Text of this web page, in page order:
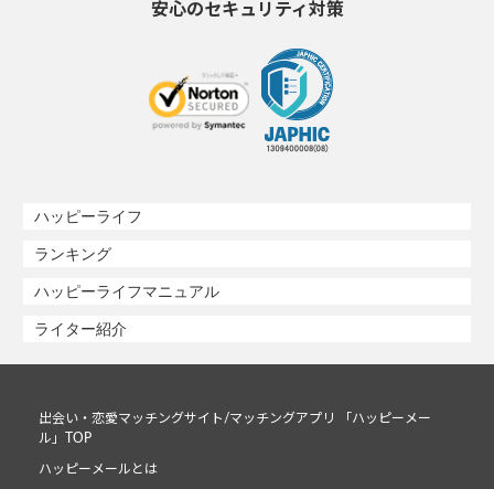
安心のセキュリティ対策
ハッピーライフ
ランキング
ハッピーライフマニュアル
ライター紹介
出会い・恋愛マッチングサイト/マッチングアプリ 「ハッピーメー
ル」TOP
ハッピーメールとは